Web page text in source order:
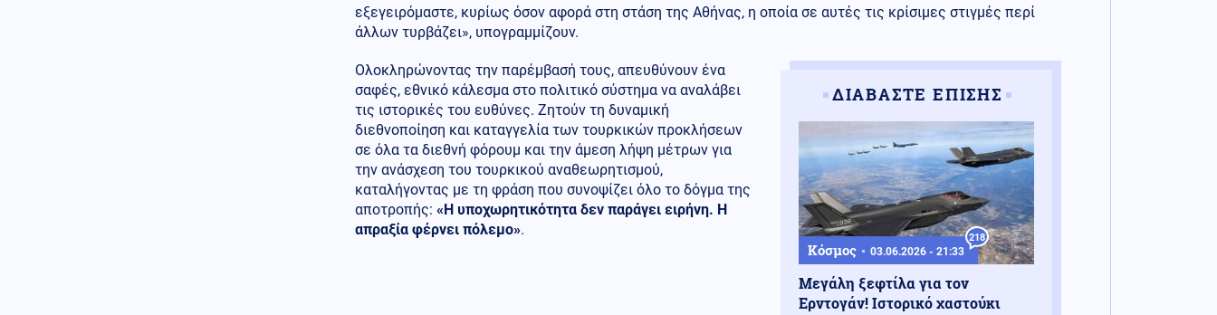
εξεγειρόμαστε, κυρίως όσον αφορά στη στάση της Αθήνας, η οποία σε αυτές τις κρίσιμες στιγμές περί
άλλων τυρβάζει», υπογραμμίζουν.
ΔΙΑΒΑΣΤΕ ΕΠΙΣΗΣ
Κόσμος 03.06.2026 - 21:33
218
Μεγάλη ξεφτίλα για τον
Ερντογάν! Ιστορικό χαστούκι
Ολοκληρώνοντας την παρέμβασή τους, απευθύνουν ένα
σαφές, εθνικό κάλεσμα στο πολιτικό σύστημα να αναλάβει
τις ιστορικές του ευθύνες. Ζητούν τη δυναμική
διεθνοποίηση και καταγγελία των τουρκικών προκλήσεων
σε όλα τα διεθνή φόρουμ και την άμεση λήψη μέτρων για
την ανάσχεση του τουρκικού αναθεωρητισμού,
καταλήγοντας με τη φράση που συνοψίζει όλο το δόγμα της
αποτροπής: «Η υποχωρητικότητα δεν παράγει ειρήνη. Η
απραξία φέρνει πόλεμο».